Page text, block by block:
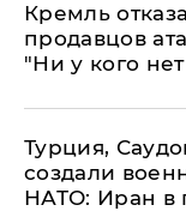
Кремль
продавцов
"Ни у кого
Турция,
создали
НАТО: Иран в